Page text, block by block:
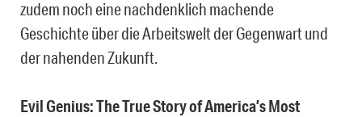
zudem noch eine nachdenklich machende
Geschichte über die Arbeitswelt der Gegenwart und
der nahenden Zukunft.
Evil Genius: The True Story of America’s Most